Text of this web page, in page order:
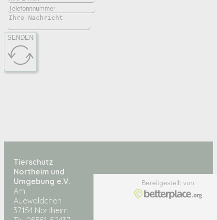
SENDEN
Tierschutz
Northeim und
Umgebung e.V.
Am
Auewäldchen
37154 Northeim